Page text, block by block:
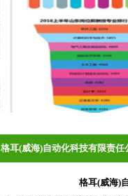
格耳(威海)自动化科技有限责
格耳(威海)